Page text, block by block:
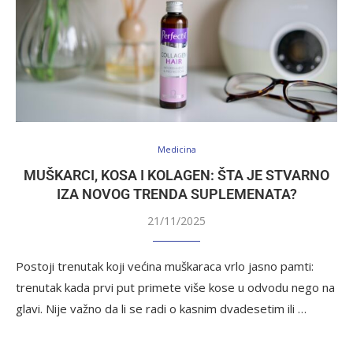
Medicina
MUŠKARCI, KOSA I KOLAGEN: ŠTA JE STVARNO
IZA NOVOG TRENDA SUPLEMENATA?
21/11/2025
Postoji trenutak koji većina muškaraca vrlo jasno pamti:
trenutak kada prvi put primete više kose u odvodu nego na
glavi. Nije važno da li se radi o kasnim dvadesetim ili …